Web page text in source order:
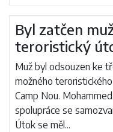
Číst více
Byl zatčen
teroristický
Muž byl odsouzen ke
možného
Camp Nou.
spolupráce se
Útok se měl...